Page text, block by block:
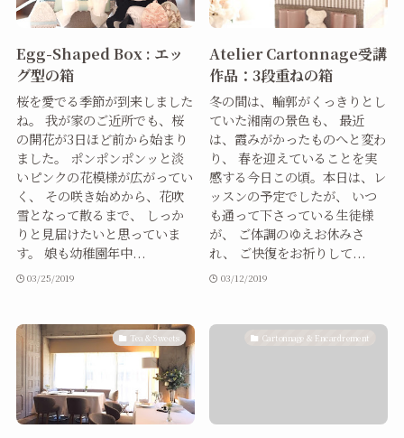
Egg-Shaped Box : エッ
グ型の箱
桜を愛でる季節が到来しました
ね。 我が家のご近所でも、桜
の開花が3日ほど前から始まり
ました。 ポンポンポンッと淡
いピンクの花模様が広がってい
く、 その咲き始めから、花吹
雪となって散るまで、 しっか
りと見届けたいと思っていま
す。 娘も幼稚園年中...
03/25/2019
Atelier Cartonnage受講
作品：3段重ねの箱
冬の間は、輪郭がくっきりとし
ていた湘南の景色も、 最近
は、霞みがかったものへと変わ
り、 春を迎えていることを実
感する今日この頃。本日は、レ
ッスンの予定でしたが、 いつ
も通って下さっている生徒様
が、 ご体調のゆえお休みさ
れ、 ご快復をお祈りして...
03/12/2019
Tea & Sweets Cartonnage & Encardrement